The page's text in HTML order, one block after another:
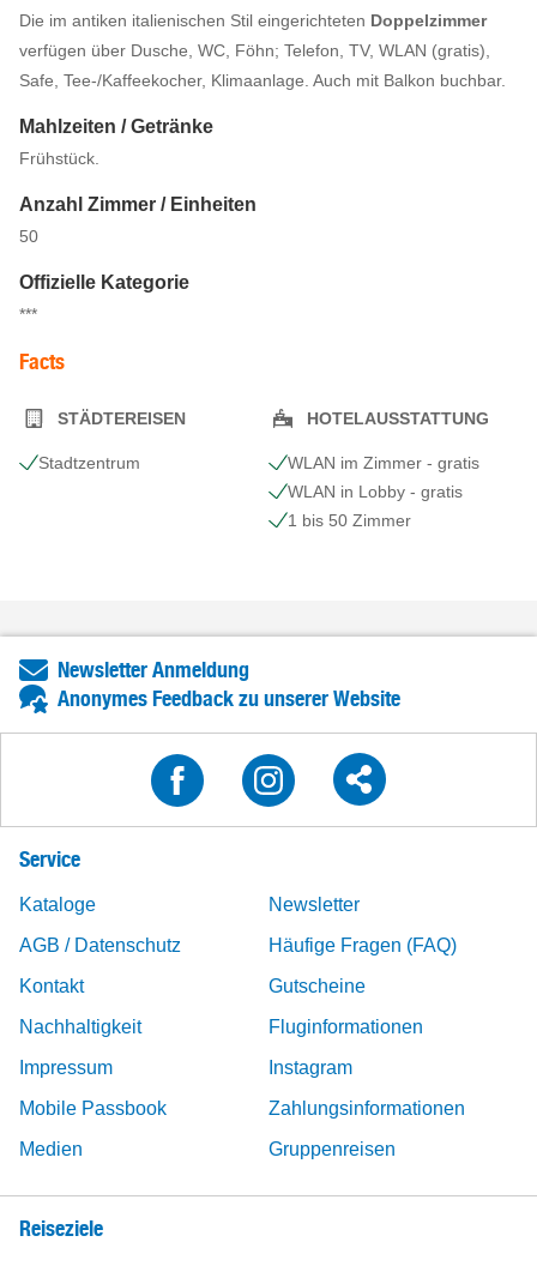
Die im antiken italienischen Stil eingerichteten Doppelzimmer
verfügen über Dusche, WC, Föhn; Telefon, TV, WLAN (gratis),
Safe, Tee-/Kaffeekocher, Klimaanlage. Auch mit Balkon buchbar.
Mahlzeiten / Getränke
Frühstück.
Anzahl Zimmer / Einheiten
50
Offizielle Kategorie
***
Facts
STÄDTEREISEN
Stadtzentrum
HOTELAUSSTATTUNG
WLAN im Zimmer - gratis
WLAN in Lobby - gratis
1 bis 50 Zimmer
Newsletter Anmeldung
Anonymes Feedback zu unserer Website
Service
Kataloge
Newsletter
AGB / Datenschutz
Häufige Fragen (FAQ)
Kontakt
Gutscheine
Nachhaltigkeit
Fluginformationen
Impressum
Instagram
Mobile Passbook
Zahlungsinformationen
Medien
Gruppenreisen
Reiseziele